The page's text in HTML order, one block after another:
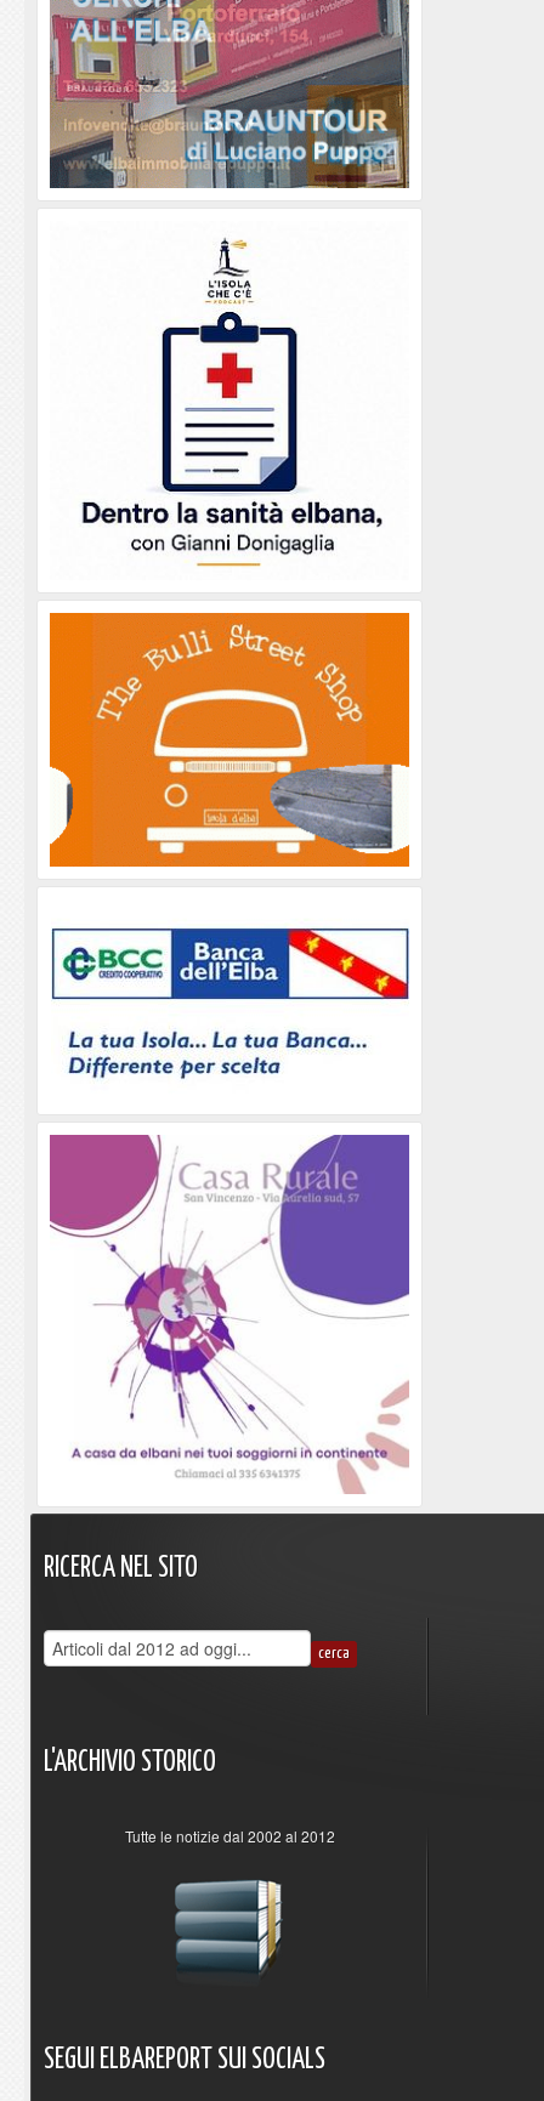
RICERCA NEL SITO
L'ARCHIVIO STORICO
Tutte le notizie dal 2002 al 2012
SEGUI ELBAREPORT SUI SOCIALS